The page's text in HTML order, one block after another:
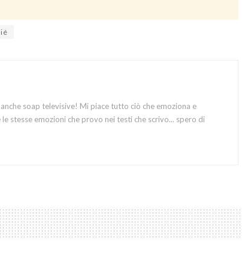
soap televisive! Mi piace tutto ciò che emoziona e
stesse emozioni che provo nei testi che scrivo... spero di